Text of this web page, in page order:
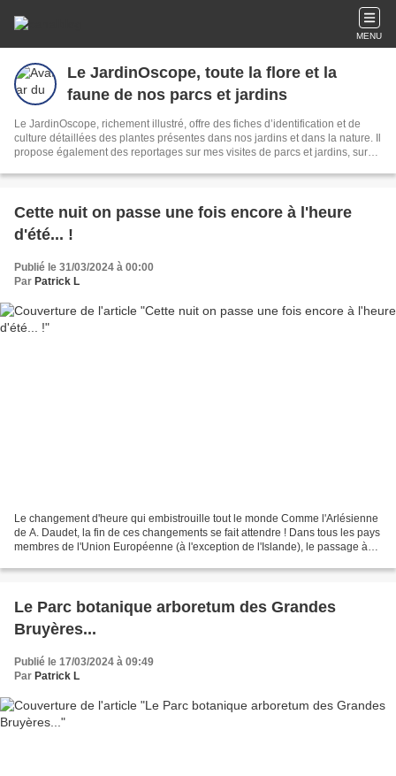
MENU
Le JardinOscope, toute la flore et la
faune de nos parcs et jardins
Le JardinOscope, richement illustré, offre des fiches d’identification et de
culture détaillées des plantes présentes dans nos jardins et dans la nature. Il
propose également des reportages sur mes visites de parcs et jardins, sur
________________________________ Le JardinOscope© Copyright
Cette nuit on passe une fois encore à l'heure
d'été... !
Publié le 31/03/2024 à 00:00
Par Patrick L
Le changement d'heure qui embistrouille tout le monde Comme l'Arlésienne
de A. Daudet, la fin de ces changements se fait attendre ! Dans tous les pays
membres de l'Union Européenne (à l'exception de l'Islande), le passage à
Le Parc botanique arboretum des Grandes
Bruyères...
Publié le 17/03/2024 à 09:49
Par Patrick L